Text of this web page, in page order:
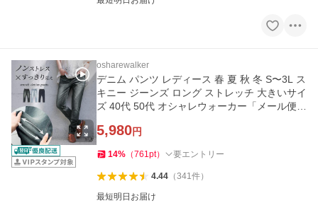
osharewalker
デニム パンツ レディース 春 夏 秋 冬 S〜3L ス
キニー ジーンズ ロング ストレッチ 大きいサイ
ズ 40代 50代 オシャレウォーカー「メール便不
5,980円
14% （761pt） 要エントリー
4.44（341件）
最短明日お届け